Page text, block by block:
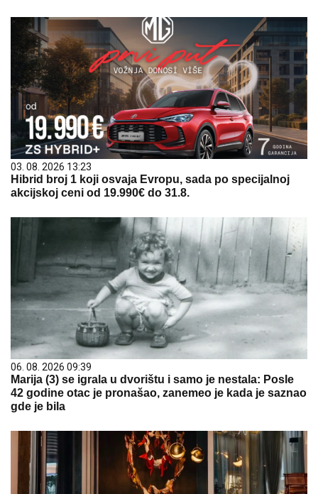
03. 08. 2026 13:23
Hibrid broj 1 koji osvaja Evropu, sada po specijalnoj
akcijskoj ceni od 19.990€ do 31.8.
06. 08. 2026 09:39
Marija (3) se igrala u dvorištu i samo je nestala: Posle
42 godine otac je pronašao, zanemeo je kada je saznao
gde je bila